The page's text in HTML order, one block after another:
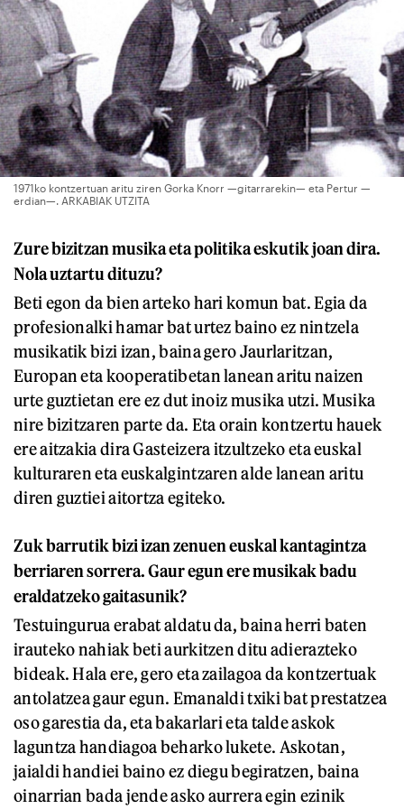
1971ko kontzertuan aritu ziren Gorka Knorr —gitarrarekin— eta Pertur —
erdian—. ARKABIAK UTZITA
Zure bizitzan musika eta politika eskutik joan dira.
Nola uztartu dituzu?
Beti egon da bien arteko hari komun bat. Egia da
profesionalki hamar bat urtez baino ez nintzela
musikatik bizi izan, baina gero Jaurlaritzan,
Europan eta kooperatibetan lanean aritu naizen
urte guztietan ere ez dut inoiz musika utzi. Musika
nire bizitzaren parte da. Eta orain kontzertu hauek
ere aitzakia dira Gasteizera itzultzeko eta euskal
kulturaren eta euskalgintzaren alde lanean aritu
diren guztiei aitortza egiteko.
Zuk barrutik bizi izan zenuen euskal kantagintza
berriaren sorrera. Gaur egun ere musikak badu
eraldatzeko gaitasunik?
Testuingurua erabat aldatu da, baina herri baten
irauteko nahiak beti aurkitzen ditu adierazteko
bideak. Hala ere, gero eta zailagoa da kontzertuak
antolatzea gaur egun. Emanaldi txiki bat prestatzea
oso garestia da, eta bakarlari eta talde askok
laguntza handiagoa beharko lukete. Askotan,
jaialdi handiei baino ez diegu begiratzen, baina
oinarrian bada jende asko aurrera egin ezinik